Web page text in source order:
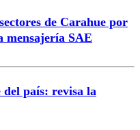
de Carahue por
mensajería SAE
del país: revisa la